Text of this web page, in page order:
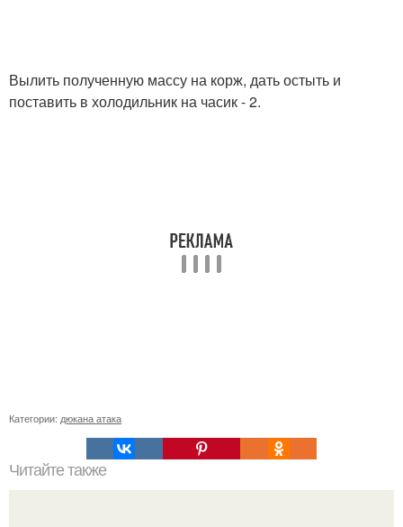
Вылить полученную массу на корж, дать остыть и
поставить в холодильник на часик - 2.
Категории: дюкана атака
Читайте также